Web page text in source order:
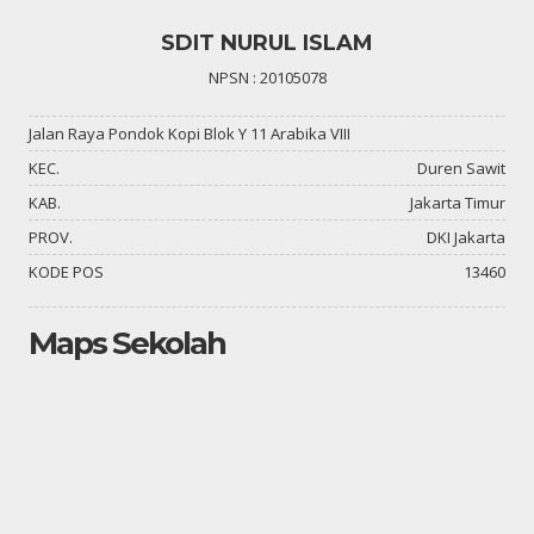
SDIT NURUL ISLAM
NPSN : 20105078
Jalan Raya Pondok Kopi Blok Y 11 Arabika VIII
KEC.
Duren Sawit
KAB.
Jakarta Timur
PROV.
DKI Jakarta
KODE POS
13460
Maps Sekolah